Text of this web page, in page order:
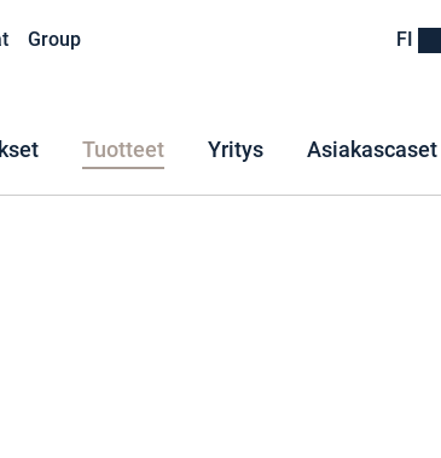
Group FI
Tuotteet Yritys Asiakascaset